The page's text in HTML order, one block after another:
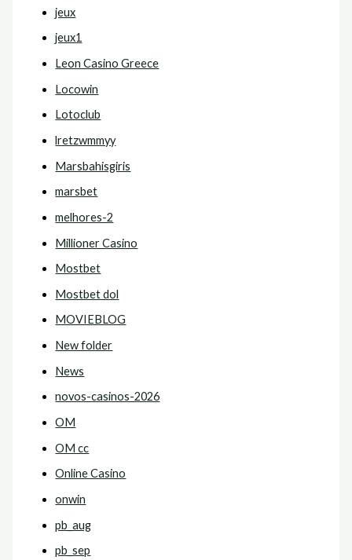
jeux
jeux1
Leon Casino Greece
Locowin
Lotoclub
lretzwmmyy
Marsbahisgiris
marsbet
melhores-2
Millioner Casino
Mostbet
Mostbet dol
MOVIEBLOG
New folder
News
novos-casinos-2026
OM
OM cc
Online Casino
onwin
pb_aug
pb_sep